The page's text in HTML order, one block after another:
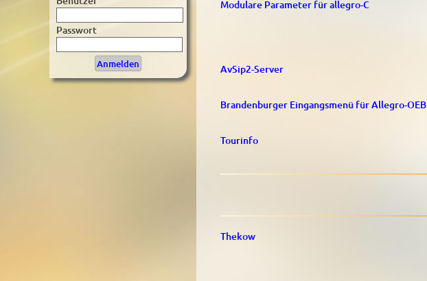
Passwort
Modulare Parameter für allegro-C
AvSip2-Server
Brandenburger Eingangsmenü für Allegro-OEB
Tourinfo
Thekow